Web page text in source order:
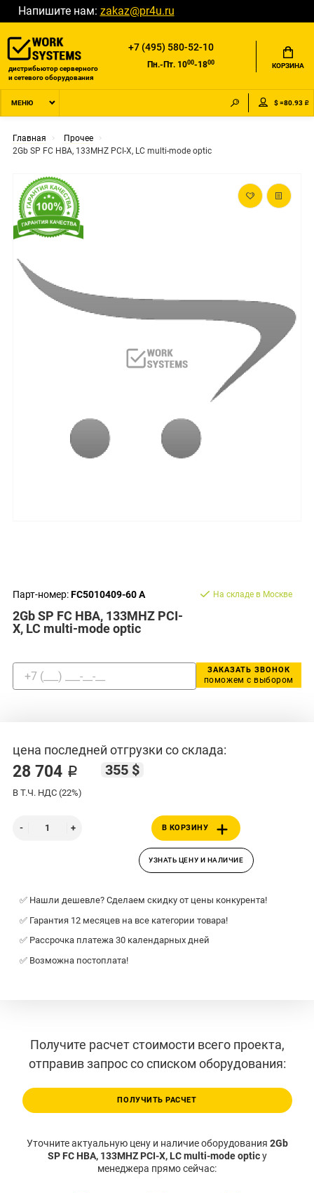
Напишите нам: zakaz@pr4u.ru
дистрибьютор серверного
и сетевого оборудования
+7 (495) 580-52-10
Пн.-Пт. 1000-1800 КОРЗИНА
МЕНЮ $ =80.93 ₽
Главная
Прочее
2Gb SP FC HBA, 133MHZ PCI-X, LC multi-mode optic
Парт-номер:FC5010409-60 A
2Gb SP FC HBA, 133MHZ PCI-
X, LC multi-mode optic
На складе в Москве
ЗАКАЗАТЬ ЗВОНОК
поможем с выбором
цена последней отгрузки со склада:
28 704 ₽ 355 $
В Т.Ч. НДС (22%)
В КОРЗИНУ
УЗНАТЬ ЦЕНУ И НАЛИЧИЕ
✅ Нашли дешевле? Сделаем скидку от цены конкурента!
✅ Гарантия 12 месяцев на все категории товара!
✅ Рассрочка платежа 30 календарных дней
✅ Возможна постоплата!
Получите расчет стоимости всего проекта,
отправив запрос со списком оборудования:
ПОЛУЧИТЬ РАСЧЕТ
Уточните актуальную цену и наличие оборудования 2Gb
SP FC HBA, 133MHZ PCI-X, LC multi-mode opticу
менеджера прямо сейчас: